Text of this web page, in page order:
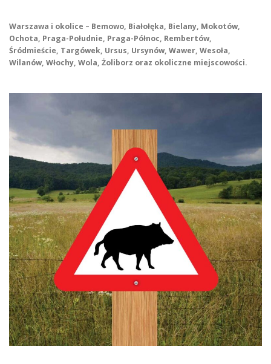
Warszawa i okolice – Bemowo, Białołęka, Bielany, Mokotów,
Ochota, Praga-Południe, Praga-Północ, Rembertów,
Śródmieście, Targówek, Ursus, Ursynów, Wawer, Wesoła,
Wilanów, Włochy, Wola, Żoliborz oraz okoliczne miejscowości.